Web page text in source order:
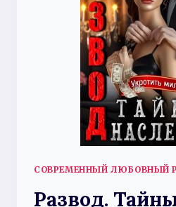
СОВРЕМЕННЫЙ ЛЮБОВНЫЙ
Развод.